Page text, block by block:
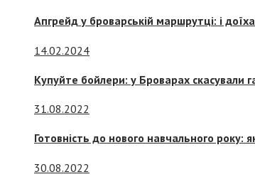
Апгрейд у броварській маршрутці: і
14.02.2024
Купуйте бойлери: у Броварах скасували
31.08.2022
Готовність до нового навчального
30.08.2022